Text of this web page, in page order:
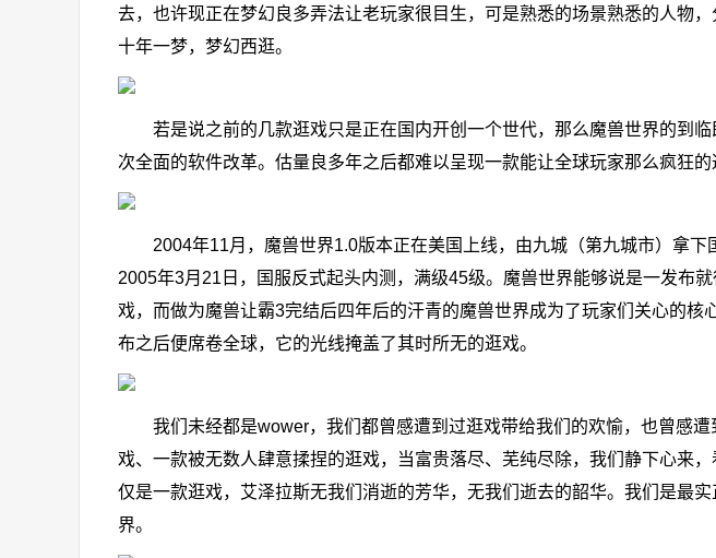
去，也许现正在梦幻良多弄法让老玩家很目生，可是熟悉的场景熟悉的人物
十年一梦，梦幻西逛。
若是说之前的几款逛戏只是正在国内开创一个世代，那么魔兽世界的到临
次全面的软件改革。估量良多年之后都难以呈现一款能让全球玩家那么疯狂的
2004年11月，魔兽世界1.0版本正在美国上线，由九城（第九城市）拿下
2005年3月21日，国服反式起头内测，满级45级。魔兽世界能够说是一发布
戏，而做为魔兽让霸3完结后四年后的汗青的魔兽世界成为了玩家们关心的核
布之后便席卷全球，它的光线掩盖了其时所无的逛戏。
我们未经都是wower，我们都曾感遭到过逛戏带给我们的欢愉，也曾感遭
戏、一款被无数人肆意揉捏的逛戏，当富贵落尽、芜纯尽除，我们静下心来
仅是一款逛戏，艾泽拉斯无我们消逝的芳华，无我们逝去的韶华。我们是最
界。